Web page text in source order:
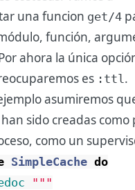
una funcion get/4
función,
ahora la única
es :ttl.
asumiremos
han sido creadas como
como un
SimpleCache do
"""